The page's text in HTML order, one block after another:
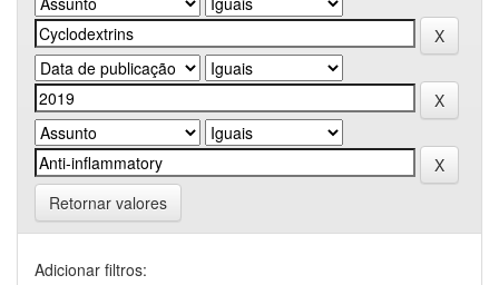
Retornar valores
Adicionar filtros: